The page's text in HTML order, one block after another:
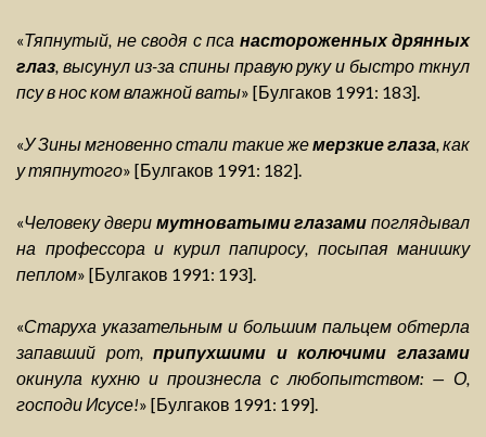
«Тяпнутый, не сводя с пса настороженных дрянных
глаз, высунул из-за спины правую руку и быстро ткнул
псу в нос ком влажной ваты» [Булгаков 1991: 183].
«У Зины мгновенно стали такие жемерзкие глаза, как
у тяпнутого» [Булгаков 1991: 182].
«Человеку двери мутноватыми глазами поглядывал
на профессора и курил папиросу, посыпая манишку
пеплом» [Булгаков 1991: 193].
«Старуха указательным и большим пальцем обтерла
запавший рот,припухшими и колючими глазами
окинула кухню и произнесла с любопытством: — О,
господи Исусе!» [Булгаков 1991: 199].